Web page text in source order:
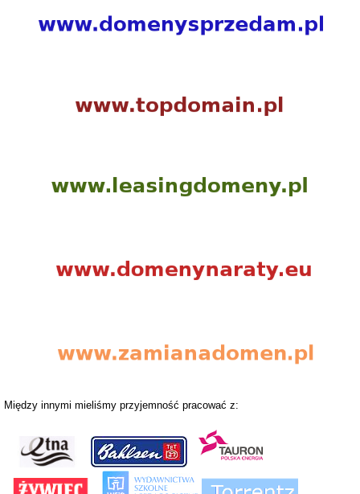
Między innymi mieliśmy przyjemność pracować z: